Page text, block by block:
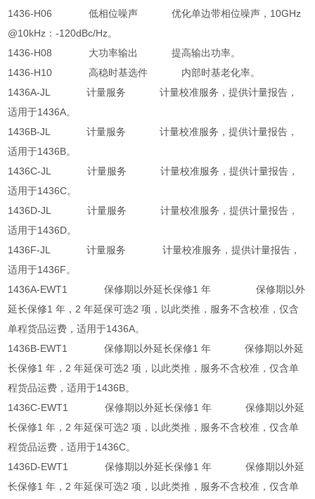
1436-H06 低相位噪声 优化单边带相位噪声，10GHz
@10kHz：-120dBc/Hz。
1436-H08 大功率输出 提高输出功率。
1436-H10 高稳时基选件 内部时基老化率。
1436A-JL 计量服务 计量校准服务，提供计量报告，
适用于1436A。
1436B-JL 计量服务 计量校准服务，提供计量报告，
适用于1436B。
1436C-JL 计量服务 计量校准服务，提供计量报告，
适用于1436C。
1436D-JL 计量服务 计量校准服务，提供计量报告，
适用于1436D。
1436F-JL 计量服务 计量校准服务，提供计量报告，
适用于1436F。
1436A-EWT1 保修期以外延长保修1 年 保修期以外
延长保修1 年，2 年延保可选2 项，以此类推，服务不含校准，仅含
单程货品运费，适用于1436A。
1436B-EWT1 保修期以外延长保修1 年 保修期以外延
长保修1 年，2 年延保可选2 项，以此类推，服务不含校准，仅含单
程货品运费，适用于1436B。
1436C-EWT1 保修期以外延长保修1 年 保修期以外延
长保修1 年，2 年延保可选2 项，以此类推，服务不含校准，仅含单
程货品运费，适用于1436C。
1436D-EWT1 保修期以外延长保修1 年 保修期以外延
长保修1 年，2 年延保可选2 项，以此类推，服务不含校准，仅含单